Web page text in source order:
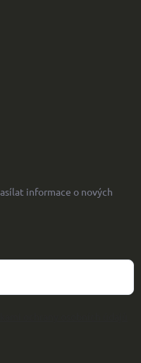
informace o nových